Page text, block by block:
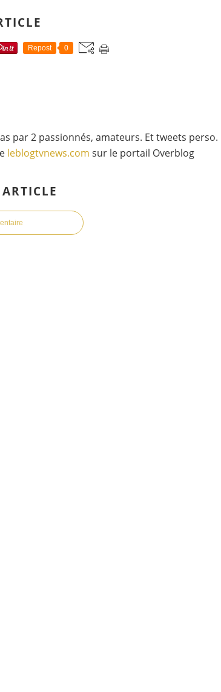
Repost 0
par 2 passionnés, amateurs. Et tweets perso.
leblogtvnews.com sur le portail Overblog